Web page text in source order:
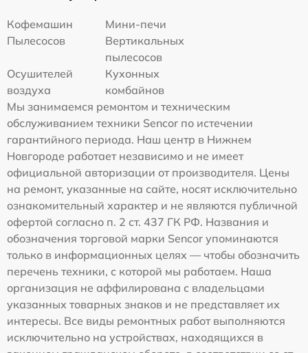
Кофемашин
Мини-печи
Пылесосов
Вертикальных
пылесосов
Осушителей
воздуха
Кухонных
комбайнов
Мы занимаемся ремонтом и техническим
обслуживанием техники Sencor по истечении
гарантийного периода. Наш центр в Нижнем
Новгороде работает независимо и не имеет
официальной авторизации от производителя. Цены
на ремонт, указанные на сайте, носят исключительно
ознакомительный характер и не являются публичной
офертой согласно п. 2 ст. 437 ГК РФ. Названия и
обозначения торговой марки Sencor упоминаются
только в информационных целях — чтобы обозначить
перечень техники, с которой мы работаем. Наша
организация не аффилирована с владельцами
указанных товарных знаков и не представляет их
интересы. Все виды ремонтных работ выполняются
исключительно на устройствах, находящихся в